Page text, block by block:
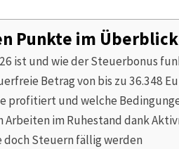
Punkte im Überblick
ist und wie der Steuerbonus
Betrag von bis zu 36.348
profitiert und welche
Arbeiten im Ruhestand dank
Steuern fällig werden